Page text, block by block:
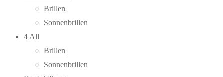
Brillen
Sonnenbrillen
4 All
Brillen
Sonnenbrillen